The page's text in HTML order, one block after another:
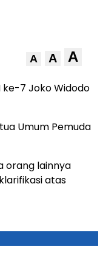
A A A
ke-7 Joko Widodo
Umum Pemuda
orang lainnya
atas